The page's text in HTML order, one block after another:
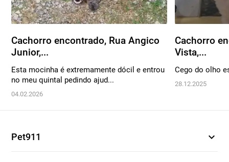
Cachorro encontrado, Rua Angico
Junior,...
Esta mocinha é extremamente dócil e entrou
no meu quintal pedindo ajud...
04.02.2026
Cachorro
Vista,...
Cego do olho
28.12.2025
Pet911 expand_more